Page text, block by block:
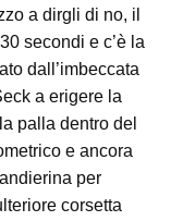
a dirgli di no, il
secondi e c’è la
dall’imbeccata
a erigere la
palla dentro del
e ancora
per
corsetta